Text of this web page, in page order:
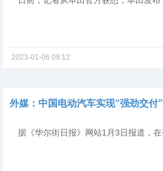
2023-01-06 09:12
外媒：中国电动汽车实现“强劲交付”